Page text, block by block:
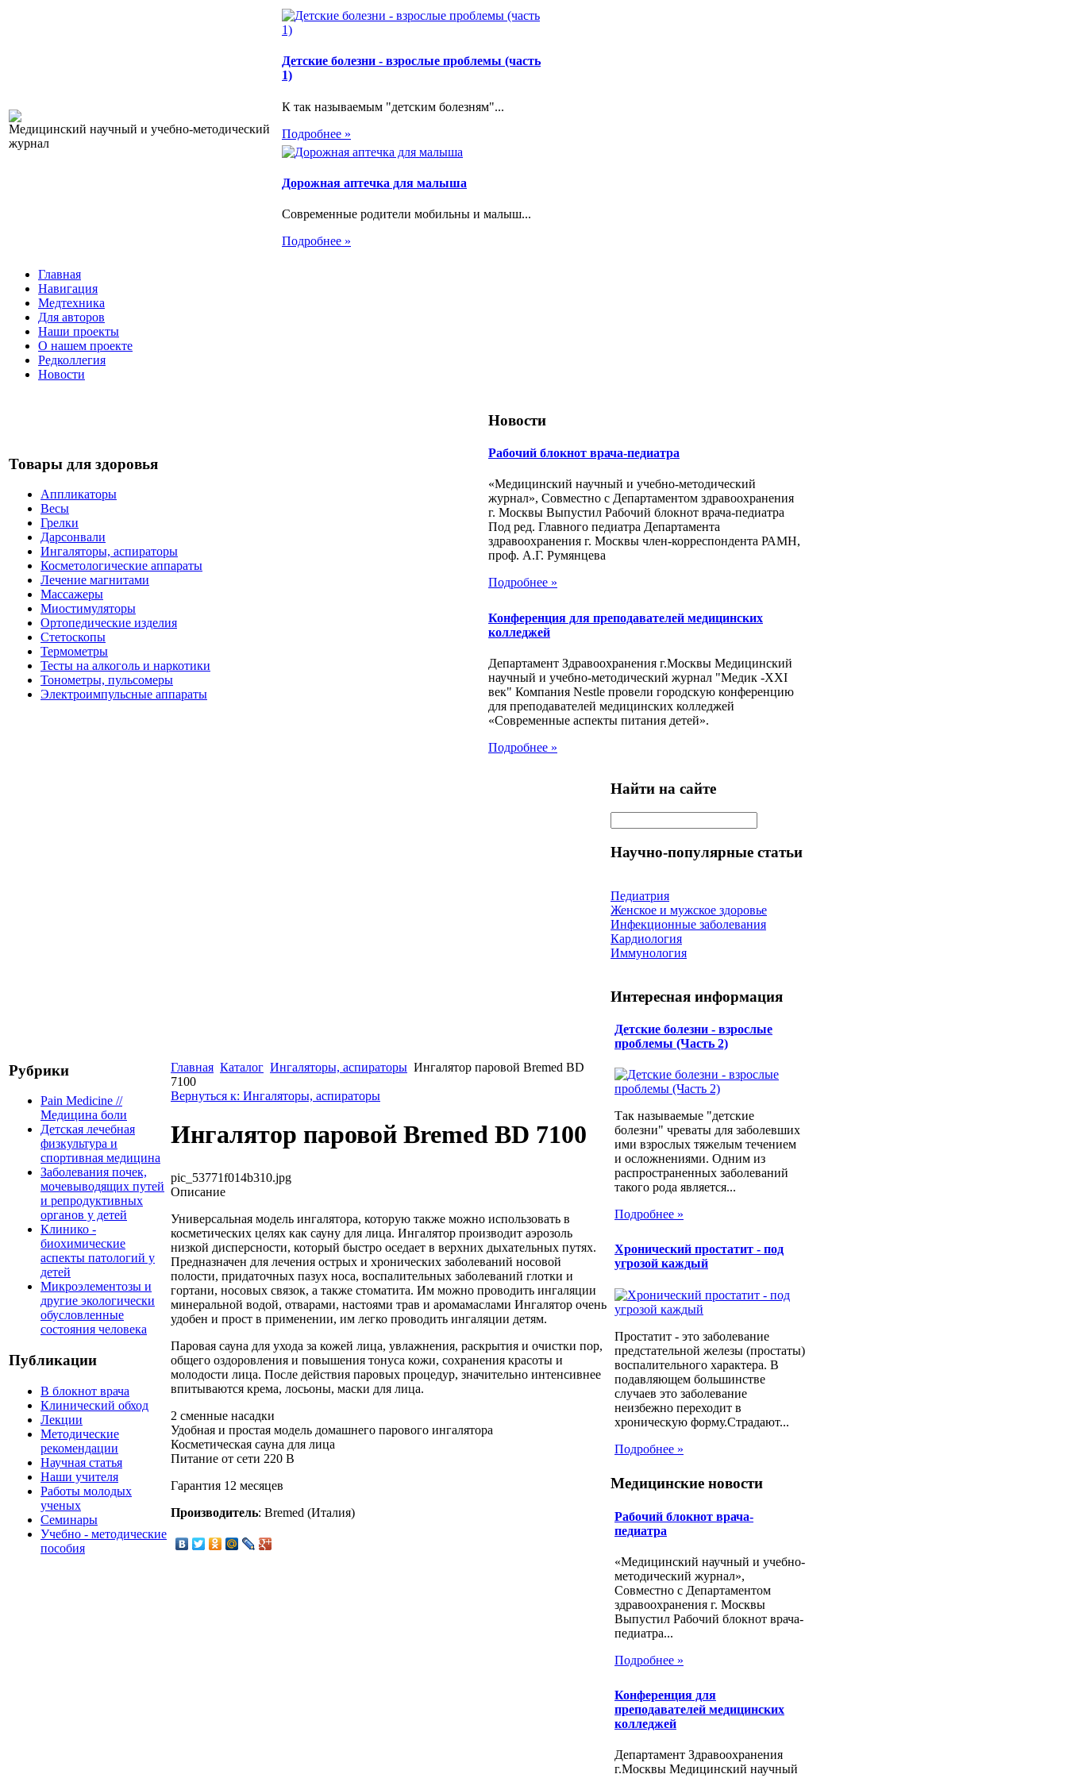
Медицинский научный и учебно-методический
журнал
Детские болезни - взрослые проблемы (часть
1)
К так называемым "детским болезням"...
Подробнее »
Дорожная аптечка для малыша
Современные родители мобильны и малыш...
Подробнее »
Главная
Навигация
Медтехника
Для авторов
Наши проекты
О нашем проекте
Редколлегия
Новости
Товары для здоровья
Аппликаторы
Весы
Грелки
Дарсонвали
Ингаляторы, аспираторы
Косметологические аппараты
Лечение магнитами
Массажеры
Миостимуляторы
Ортопедические изделия
Стетоскопы
Термометры
Тесты на алкоголь и наркотики
Тонометры, пульсомеры
Электроимпульсные аппараты
Новости
Рабочий блокнот врача-педиатра
«Медицинский научный и учебно-методический
журнал», Совместно с Департаментом здравоохранения
г. Москвы Выпустил Рабочий блокнот врача-педиатра
Под ред. Главного педиатра Департамента
здравоохранения г. Москвы член-корреспондента РАМН,
проф. А.Г. Румянцева
Подробнее »
Конференция для преподавателей медицинских
колледжей
Департамент Здравоохранения г.Москвы Медицинский
научный и учебно-методический журнал "Медик -ХХI
век" Компания Nestle провели городскую конференцию
для преподавателей медицинских колледжей
«Современные аспекты питания детей».
Подробнее »
Рубрики
Pain Medicine //
Медицина боли
Детская лечебная
физкультура и
спортивная медицина
Заболевания почек,
мочевыводящих путей
и репродуктивных
органов у детей
Клинико -
биохимические
аспекты патологий у
детей
Микроэлементозы и
другие экологически
обусловленные
состояния человека
Публикации
В блокнот врача
Клинический обход
Лекции
Методические
рекомендации
Научная статья
Наши учителя
Работы молодых
ученых
Семинары
Учебно - методические
пособия
Главная Каталог Ингаляторы, аспираторы Ингалятор паровой Bremed BD
7100
Вернуться к: Ингаляторы, аспираторы
Ингалятор паровой Bremed BD 7100
pic_53771f014b310.jpg
Описание
Универсальная модель ингалятора, которую также можно использовать в
косметических целях как сауну для лица. Ингалятор производит аэрозоль
низкой дисперсности, который быстро оседает в верхних дыхательных путях.
Предназначен для лечения острых и хронических заболеваний носовой
полости, придаточных пазух носа, воспалительных заболеваний глотки и
гортани, носовых связок, а также стоматита. Им можно проводить ингаляции
минеральной водой, отварами, настоями трав и аромамаслами Ингалятор очень
удобен и прост в применении, им легко проводить ингаляции детям.
Паровая сауна для ухода за кожей лица, увлажнения, раскрытия и очистки пор,
общего оздоровления и повышения тонуса кожи, сохранения красоты и
молодости лица. После действия паровых процедур, значительно интенсивнее
впитываются крема, лосьоны, маски для лица.
2 сменные насадки
Удобная и простая модель домашнего парового ингалятора
Косметическая сауна для лица
Питание от сети 220 В
Гарантия 12 месяцев
Производитель: Bremed (Италия)
Найти на сайте
Научно-популярные статьи
Педиатрия
Женское и мужское здоровье
Инфекционные заболевания
Кардиология
Иммунология
Интересная информация
Детские болезни - взрослые
проблемы (Часть 2)
Так называемые "детские
болезни" чреваты для заболевших
ими взрослых тяжелым течением
и осложнениями. Одним из
распространенных заболеваний
такого рода является...
Подробнее »
Хронический простатит - под
угрозой каждый
Простатит - это заболевание
предстательной железы (простаты)
воспалительного характера. В
подавляющем большинстве
случаев это заболевание
неизбежно переходит в
хроническую форму.Страдают...
Подробнее »
Медицинские новости
Рабочий блокнот врача-
педиатра
«Медицинский научный и учебно-
методический журнал»,
Совместно с Департаментом
здравоохранения г. Москвы
Выпустил Рабочий блокнот врача-
педиатра...
Подробнее »
Конференция для
преподавателей медицинских
колледжей
Департамент Здравоохранения
г.Москвы Медицинский научный